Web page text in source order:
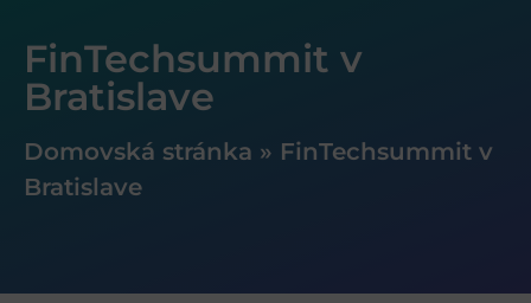
FinTechsummit v
Bratislave
Domovská stránka » FinTechsummit v
Bratislave